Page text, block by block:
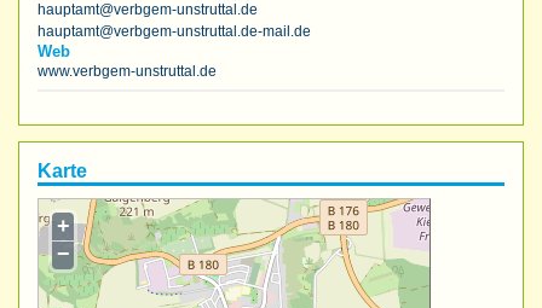
hauptamt@verbgem-unstruttal.de
hauptamt@verbgem-unstruttal.de-mail.de
Web
www.verbgem-unstruttal.de
Karte
+
−